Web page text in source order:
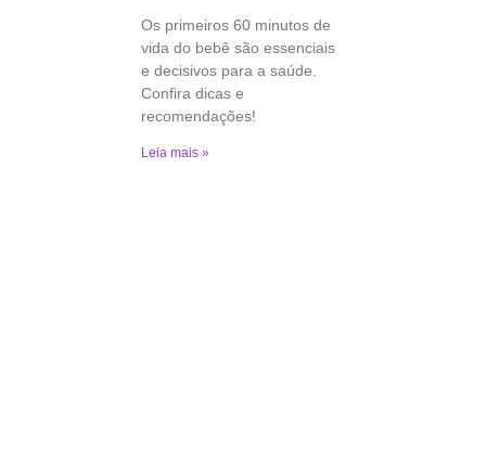
Os primeiros 60 minutos de
vida do bebê são essenciais
e decisivos para a saúde.
Confira dicas e
recomendações!
Leia mais »